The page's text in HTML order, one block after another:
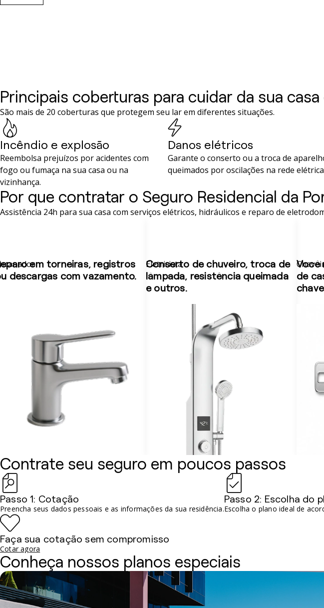
Principais coberturas para cuidar da sua
São mais de 20 coberturas que protegem seu lar em diferentes situações.
Incêndio e explosão
Reembolsa prejuízos por acidentes com
fogo ou fumaça na sua casa ou na
vizinhança.
Danos elétricos
Garante o conserto ou a troca de
queimados por oscilações na rede
Por que contratar o Seguro Residencial da
Assistência 24h para sua casa com serviços elétricos, hidráulicos e reparo de
em torneiras, registros
descargas com vazamento.
Eletricista
Conserto de chuveiro, troca de
lâmpada, resistência queimada
e outros.
Você
de
Contrate seu seguro em poucos passos
Passo 1: Cotação
Preencha seus dados pessoais e as informações da sua residência.
Passo 2: Escolha do
Escolha o plano ideal de
Faça sua cotação sem compromisso
Cotar agora
Conheça nossos planos especiais